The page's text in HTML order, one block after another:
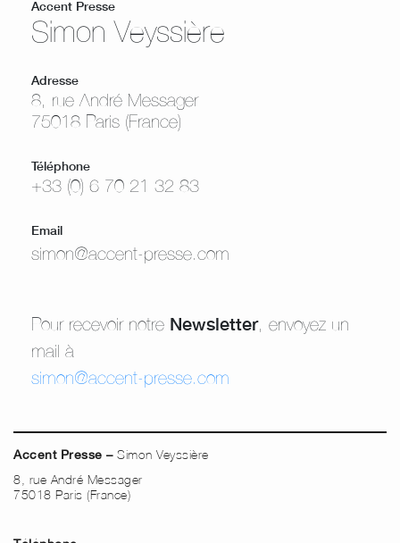
Accent Presse
Simon Veyssière
Adresse
8, rue André Messager
75018 Paris (France)
Téléphone
+33 (0) 6 70 21 32 83
Email
simon@accent-presse.com
Pour recevoir notre Newsletter, envoyez un
mail à
simon@accent-presse.com
Accent Presse –Simon Veyssière
8, rue André Messager
75018 Paris (France)